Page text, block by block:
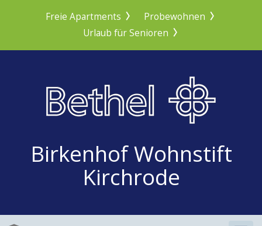
Freie Apartments
Probewohnen
Urlaub für Senioren
Birkenhof Wohnstift
Kirchrode